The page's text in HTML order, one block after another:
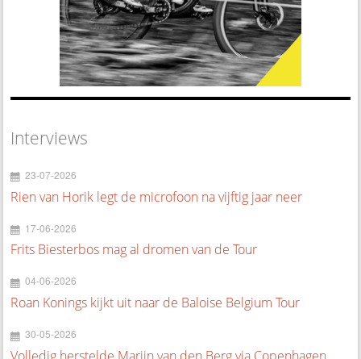
Interviews
23-07-2026
Rien van Horik legt de microfoon na vijftig jaar neer
17-06-2026
Frits Biesterbos mag al dromen van de Tour
04-06-2026
Roan Konings kijkt uit naar de Baloise Belgium Tour
30-05-2026